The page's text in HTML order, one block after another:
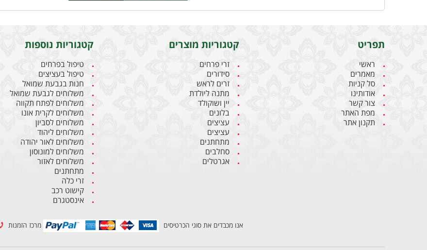
תפריט
ראשי
מאמרים
סל קניות
אודותינו
צור קשר
מפת האתר
תקנון אתר
קטגוריות מוצרים
זרי פרחים
סידורים
זרים לראש
מתנה ליולדת
יין ושוקולד
בלונים
עציצים
עציצים
מתחתנים
סחלבים
אגרטלים
קטגוריות נוספות
טיפול בפרחים
טיפול בעציצים
חנות בגבעת שמואל
משלוחים לגבעת שמואל
משלוחים לפתח תקווה
משלוחים לקרית אונו
משלוחים לסביון
משלוחים ליהוד
משלוחים לאור יהודה
משלוחים למונוסון
משלוחים לאזור
מתחתנים
זרי כלה
קישוט רכב
אינסטגרם
אנו מכבדים את סוגי הכרטיסים מרכז הזמנות